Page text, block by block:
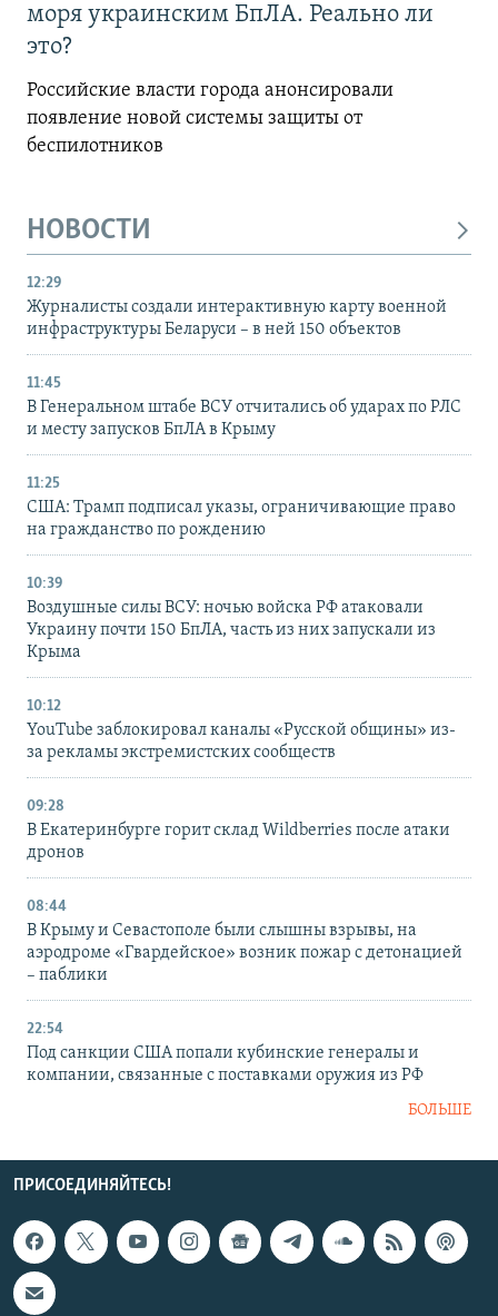
моря украинским БпЛА. Реально ли
это?
Российские власти города анонсировали
появление новой системы защиты от
беспилотников
НОВОСТИ
12:29
Журналисты создали интерактивную карту военной
инфраструктуры Беларуси – в ней 150 объектов
11:45
В Генеральном штабе ВСУ отчитались об ударах по РЛС
и месту запусков БпЛА в Крыму
11:25
США: Трамп подписал указы, ограничивающие право
на гражданство по рождению
10:39
Воздушные силы ВСУ: ночью войска РФ атаковали
Украину почти 150 БпЛА, часть из них запускали из
Крыма
10:12
YouTube заблокировал каналы «Русской общины» из-
за рекламы экстремистских сообществ
09:28
В Екатеринбурге горит склад Wildberries после атаки
дронов
08:44
В Крыму и Севастополе были слышны взрывы, на
аэродроме «Гвардейское» возник пожар с детонацией
– паблики
22:54
Под санкции США попали кубинские генералы и
компании, связанные с поставками оружия из РФ
БОЛЬШЕ
ПРИСОЕДИНЯЙТЕСЬ!